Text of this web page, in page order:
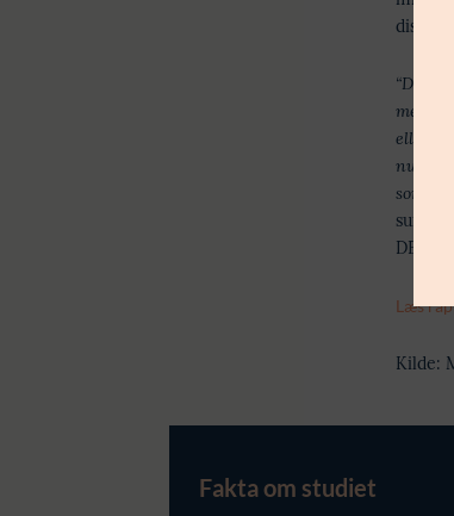
“Da vi
men vi
eller
nu
som
Læs
Kilde:
Fakta om studiet